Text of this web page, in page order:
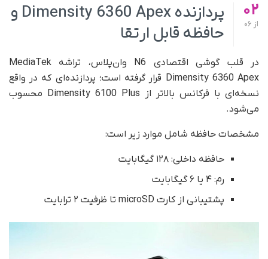
02
از
پردازنده Dimensity 6360 Apex و
حافظه قابل ارتقا
در قلب گوشی اقتصادی N6 وان‌پلاس، تراشه MediaTek
Dimensity 6360 Apex قرار گرفته است؛ پردازنده‌ای که در واقع
نسخه‌ای با فرکانس بالاتر از Dimensity 6100 Plus محسوب
می‌شود.
مشخصات حافظه شامل موارد زیر است:
حافظه داخلی: ۱۲۸ گیگابایت
رم: ۴ یا ۶ گیگابایت
پشتیبانی از کارت microSD تا ظرفیت ۲ ترابایت